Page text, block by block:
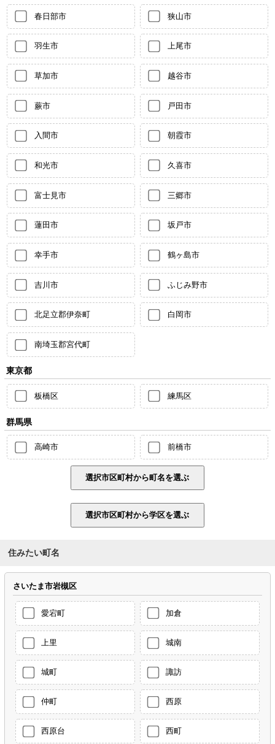
春日部市 狭山市
羽生市 上尾市
草加市 越谷市
蕨市 戸田市
入間市 朝霞市
和光市 久喜市
富士見市 三郷市
蓮田市 坂戸市
幸手市 鶴ヶ島市
吉川市 ふじみ野市
北足立郡伊奈町 白岡市
南埼玉郡宮代町
東京都
板橋区 練馬区
群馬県
高崎市 前橋市
住みたい町名
さいたま市岩槻区
愛宕町 加倉
上里 城南
城町 諏訪
仲町 西原
西原台 西町